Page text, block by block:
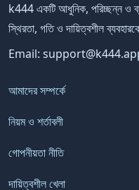
k444 একটি আধুনিক, পরিচ্ছন্ন ও
স্থিরতা, গতি ও দায়িত্বশীল
Email:
আমাদের সম্পর্কে
নিয়ম ও শর্তাবলী
গোপনীয়তা নীতি
দায়িত্বশীল খেলা